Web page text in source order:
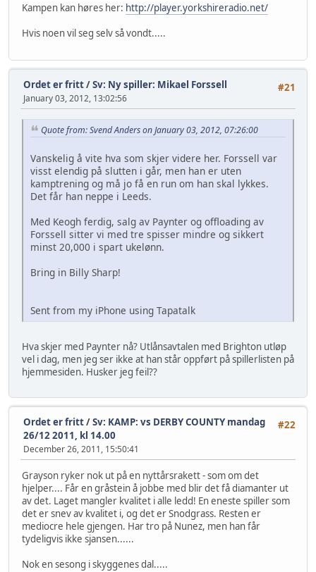
Kampen kan høres her: http://player.yorkshireradio.net/
Hvis noen vil seg selv så vondt.....
#21
Ordet er fritt/Sv: Ny spiller: Mikael Forssell
January 03, 2012, 13:02:56
Quote from: Svend Anders on January 03, 2012, 07:26:00
Vanskelig å vite hva som skjer videre her. Forssell var
visst elendig på slutten i går, men han er uten
kamptrening og må jo få en run om han skal lykkes.
Det får han neppe i Leeds.
Med Keogh ferdig, salg av Paynter og offloading av
Forssell sitter vi med tre spisser mindre og sikkert
minst 20,000 i spart ukelønn.
Bring in Billy Sharp!
Sent from my iPhone using Tapatalk
Hva skjer med Paynter nå? Utlånsavtalen med Brighton utløp
vel i dag, men jeg ser ikke at han står oppført på spillerlisten på
hjemmesiden. Husker jeg feil??
#22
Ordet er fritt/Sv: KAMP: vs DERBY COUNTY mandag
26/12 2011, kl 14.00
December 26, 2011, 15:50:41
Grayson ryker nok ut på en nyttårsrakett - som om det
hjelper.... Får en gråstein å jobbe med blir det få diamanter ut
av det. Laget mangler kvalitet i alle ledd! En eneste spiller som
det er snev av kvalitet i, og det er Snodgrass. Resten er
mediocre hele gjengen. Har tro på Nunez, men han får
tydeligvis ikke sjansen......
Nok en sesong i skyggenes dal.....